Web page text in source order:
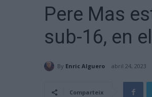
Pere Mas
sub-16, en
By Enric Alguero abril 24, 2023
Comparteix